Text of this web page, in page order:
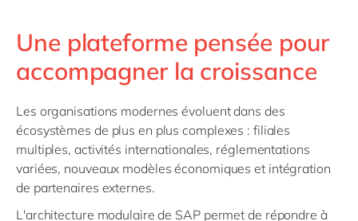
Une plateforme pensée pour
accompagner la croissance
Les organisations modernes évoluent dans des
écosystèmes de plus en plus complexes : filiales
multiples, activités internationales, réglementations
variées, nouveaux modèles économiques et intégration
de partenaires externes.
L'architecture modulaire de SAP permet de répondre à